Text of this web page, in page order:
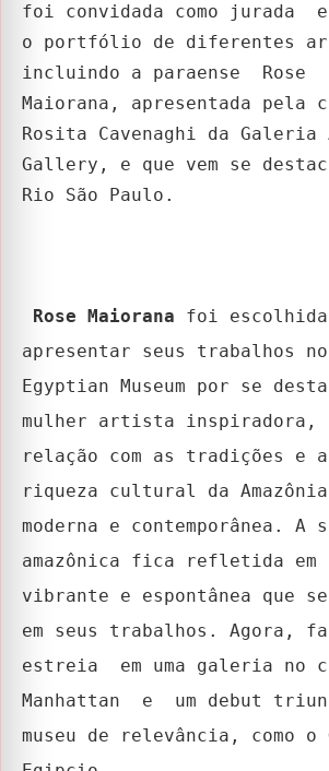
foi convidada como jurada
o portfólio de diferentes
incluindo a paraense Rose
Maiorana, apresentada pela
Rosita Cavenaghi da Galeria
Gallery, e que vem se
Rio São Paulo.
Rose Maiorana foi
apresentar seus trabalhos no
Egyptian Museum por se
mulher artista inspiradora,
relação com as tradições e a
riqueza cultural da
moderna e contemporânea. A
amazônica fica refletida em
vibrante e espontânea que
em seus trabalhos. Agora,
estreia em uma galeria no
Manhattan e um debut
museu de relevância, como o